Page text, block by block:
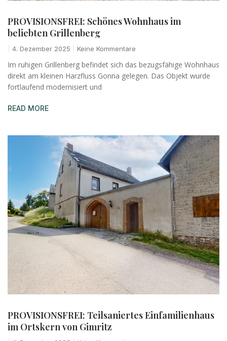
PROVISIONSFREI: Schönes Wohnhaus im
beliebten Grillenberg
4. Dezember 2025 Keine Kommentare
Im ruhigen Grillenberg befindet sich das bezugsfähige Wohnhaus
direkt am kleinen Harzfluss Gonna gelegen. Das Objekt wurde
fortlaufend modernisiert und
READ MORE
PROVISIONSFREI: Teilsaniertes Einfamilienhaus
im Ortskern von Gimritz